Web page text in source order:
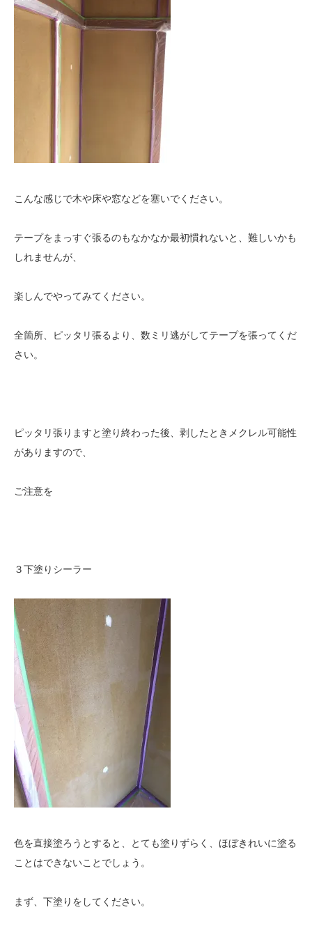
こんな感じで木や床や窓などを塞いでください。
テープをまっすぐ張るのもなかなか最初慣れないと、難しいかも
しれませんが、
楽しんでやってみてください。
全箇所、ピッタリ張るより、数ミリ逃がしてテープを張ってくだ
さい。
ピッタリ張りますと塗り終わった後、剥したときメクレル可能性
がありますので、
ご注意を
３下塗りシーラー
色を直接塗ろうとすると、とても塗りずらく、ほぼきれいに塗る
ことはできないことでしょう。
まず、下塗りをしてください。